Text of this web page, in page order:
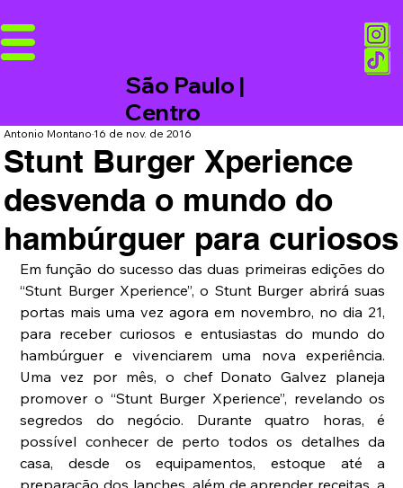
São Paulo |
Centro
Stunt Burger Xperience
desvenda o mundo do
hambúrguer para curiosos
Antonio Montano16 de nov. de 2016
Em função do sucesso das duas primeiras edições do
“Stunt Burger Xperience”, o Stunt Burger abrirá suas
portas mais uma vez agora em novembro, no dia 21,
para receber curiosos e entusiastas do mundo do
hambúrguer e vivenciarem uma nova experiência.
Uma vez por mês, o chef Donato Galvez planeja
promover o “Stunt Burger Xperience”, revelando os
segredos do negócio. Durante quatro horas, é
possível conhecer de perto todos os detalhes da
casa, desde os equipamentos, estoque até a